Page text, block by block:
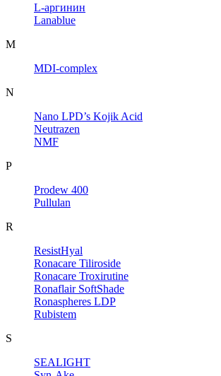
L-аргинин
Lanablue
M
MDI-complex
N
Nano LPD’s Kojik Acid
Neutrazen
NMF
P
Prodew 400
Pullulan
R
ResistHyal
Ronacare Tiliroside
Ronacare Troxirutine
Ronaflair SoftShade
Ronaspheres LDP
Rubistem
S
SEALIGHT